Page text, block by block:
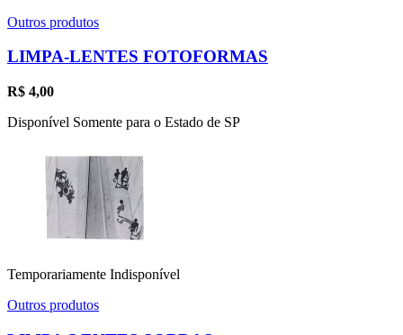
Outros produtos
LIMPA-LENTES FOTOFORMAS
R$ 4,00
Disponível Somente para o Estado de SP
Temporariamente Indisponível
Outros produtos